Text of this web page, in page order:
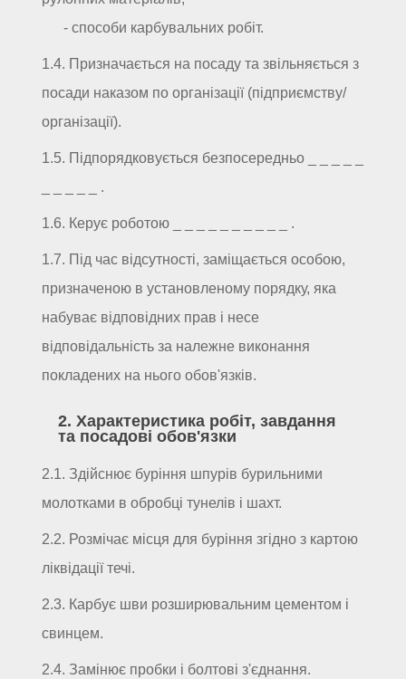
- способи карбувальних робіт.
1.4. Призначається на посаду та звільняється з
посади наказом по організації (підприємству/
організації).
1.5. Підпорядковується безпосередньо _ _ _ _ _
_ _ _ _ _ .
1.6. Керує роботою _ _ _ _ _ _ _ _ _ _ .
1.7. Під час відсутності, заміщається особою,
призначеною в установленому порядку, яка
набуває відповідних прав і несе
відповідальність за належне виконання
покладених на нього обов'язків.
2. Характеристика робіт, завдання
та посадові обов'язки
2.1. Здійснює буріння шпурів бурильними
молотками в обробці тунелів і шахт.
2.2. Розмічає місця для буріння згідно з картою
ліквідації течі.
2.3. Карбує шви розширювальним цементом і
свинцем.
2.4. Замінює пробки і болтові з'єднання.